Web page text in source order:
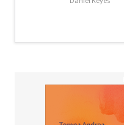
természetéről,
kaleidoszkopikus